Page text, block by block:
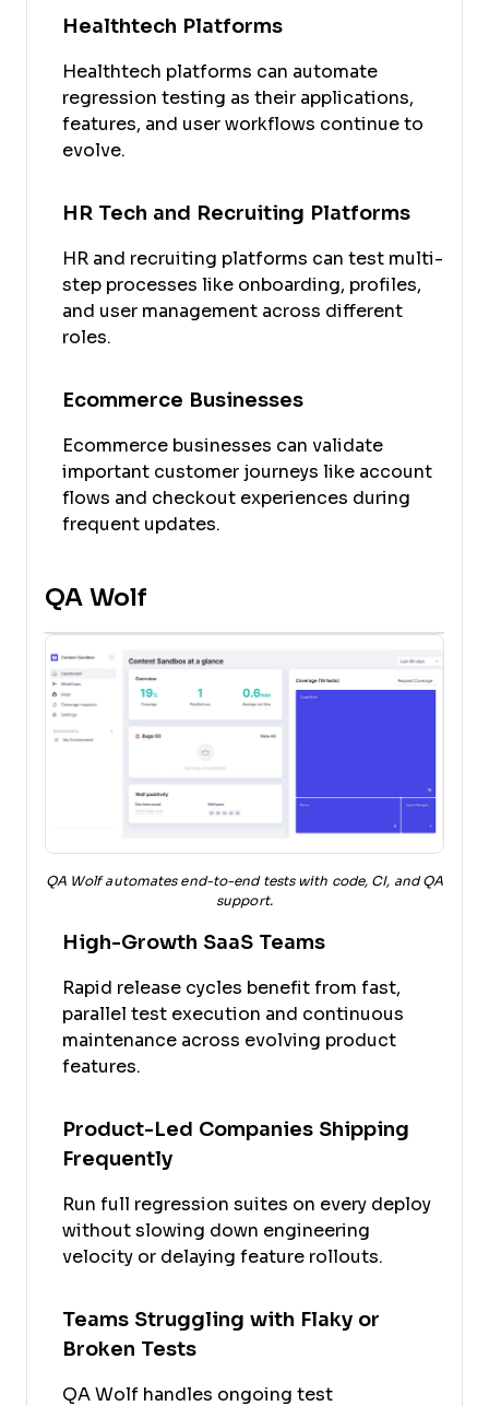
Healthtech Platforms
Healthtech platforms can automate
regression testing as their applications,
features, and user workflows continue to
evolve.
HR Tech and Recruiting Platforms
HR and recruiting platforms can test multi-
step processes like onboarding, profiles,
and user management across different
roles.
Ecommerce Businesses
Ecommerce businesses can validate
important customer journeys like account
flows and checkout experiences during
frequent updates.
QA Wolf
QA Wolf automates end-to-end tests with code, CI, and QA
support.
High-Growth SaaS Teams
Rapid release cycles benefit from fast,
parallel test execution and continuous
maintenance across evolving product
features.
Product-Led Companies Shipping
Frequently
Run full regression suites on every deploy
without slowing down engineering
velocity or delaying feature rollouts.
Teams Struggling with Flaky or
Broken Tests
QA Wolf handles ongoing test